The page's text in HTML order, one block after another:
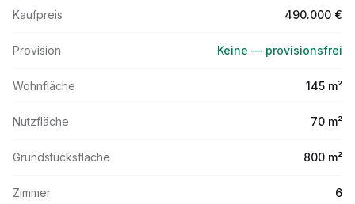
Kaufpreis 490.000 €
Provision Keine — provisionsfrei
Wohnfläche 145 m²
Nutzfläche 70 m²
Grundstücksfläche 800 m²
Zimmer 6